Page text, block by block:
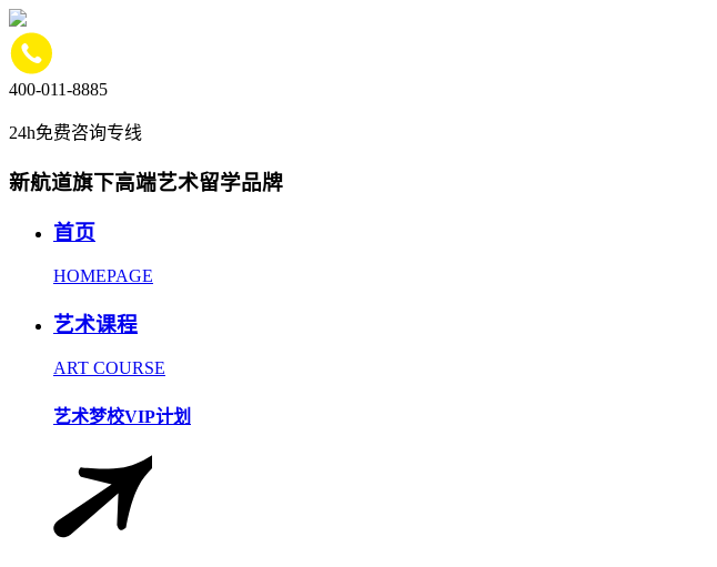
400-011-8885
24h免费咨询专线
新航道旗下高端艺术留学品牌
首页
HOMEPAGE
艺术课程
ART COURSE
艺术梦校VIP计划